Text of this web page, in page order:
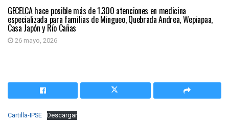
GECELCA hace posible más de 1.300 atenciones en medicina
especializada para familias de Mingueo, Quebrada Andrea, Wepiapaa,
Casa Japón y Río Cañas
26 mayo, 2026
Cartilla-IPSE Descargar